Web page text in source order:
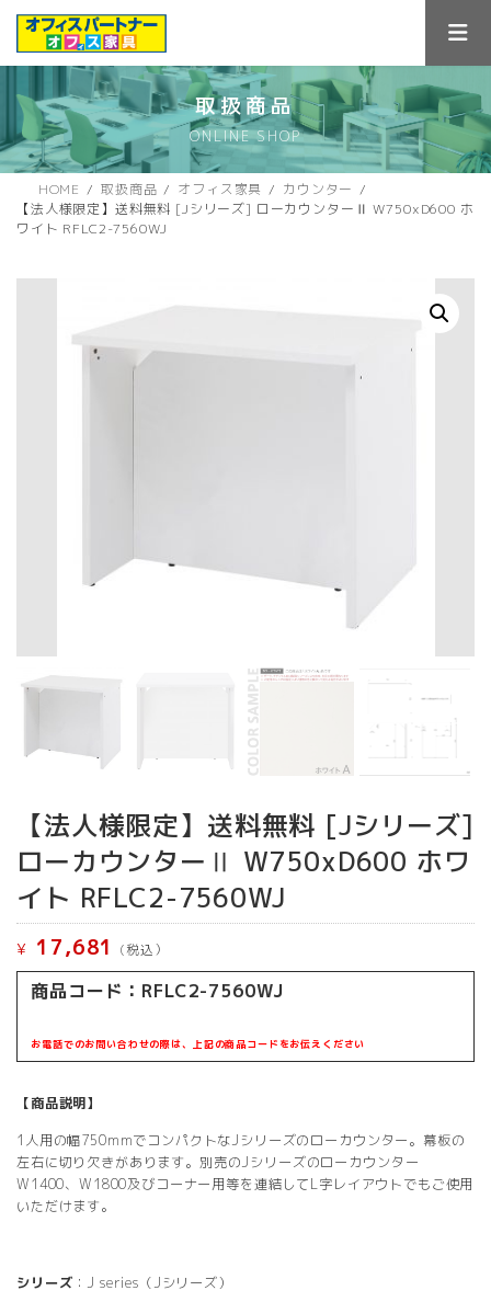
ス
キ
ン
に
取扱商品
ONLINE SHOP
HOME 取扱商品 オフィス家具
カウンター
【法人様限定】送料無料 [Jシリーズ] ローカウンターⅡ W750xD600 ホ
ワイト RFLC2-7560WJ
【法人様限定】送料無料 [Jシリーズ]
ローカウンターⅡ W750xD600 ホワ
イト RFLC2-7560WJ
¥ 17,681 (税込）
商品コード：RFLC2-7560WJ
お電話でのお問い合わせの際は、上記の商品コードをお伝えください
【商品説明】
1人用の幅750mmでコンパクトなJシリーズのローカウンター。幕板の
左右に切り欠きがあります。別売のJシリーズのローカウンター
W1400、W1800及びコーナー用等を連結してL字レイアウトでもご使用
いただけます。
シリーズ ：J series（Jシリーズ）